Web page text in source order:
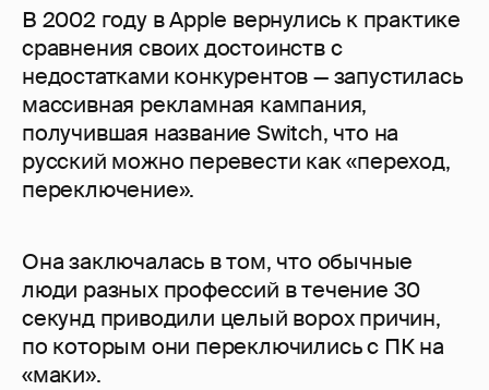
В 2002 году в Apple вернулись к практике
сравнения своих достоинств с
недостатками конкурентов — запустилась
массивная рекламная кампания,
получившая название Switch, что на
русский можно перевести как «переход,
переключение».
Она заключалась в том, что обычные
люди разных профессий в течение 30
секунд приводили целый ворох причин,
по которым они переключились с ПК на
«маки».